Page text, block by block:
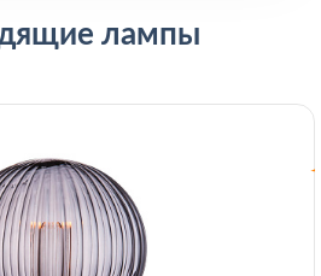
лампы